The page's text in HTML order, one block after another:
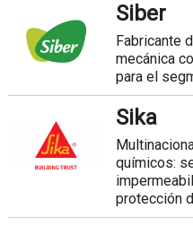
Siber
Fabricante
mecánica
para el
Sika
químicos:
protección